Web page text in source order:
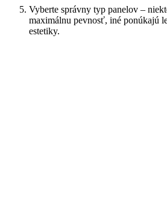
Vyberte správny typ panelov –
maximálnu pevnosť, iné ponúkajú
estetiky.